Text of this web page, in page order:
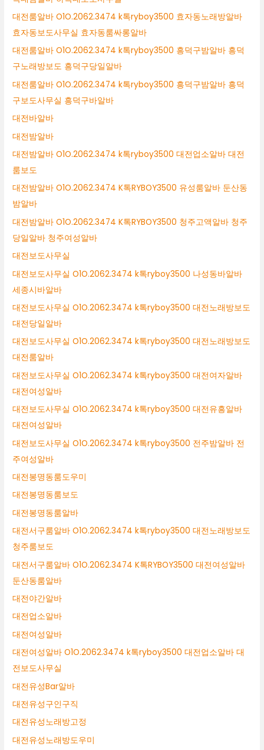
대전룸알바 O1O.2062.3474 k톡ryboy3500 효자동노래방알바
효자동보도사무실 효자동룸싸롱알바
대전룸알바 O1O.2062.3474 k톡ryboy3500 흥덕구밤알바 흥덕
구노래방보도 흥덕구당일알바
대전룸알바 O1O.2062.3474 k톡ryboy3500 흥덕구밤알바 흥덕
구보도사무실 흥덕구바알바
대전바알바
대전밤알바
대전밤알바 O1O.2062.3474 k톡ryboy3500 대전업소알바 대전
룸보도
대전밤알바 O1O.2062.3474 K톡RYBOY3500 유성룸알바 둔산동
밤알바
대전밤알바 O1O.2062.3474 K톡RYBOY3500 청주고액알바 청주
당일알바 청주여성알바
대전보도사무실
대전보도사무실 O1O.2062.3474 k톡ryboy3500 나성동바알바
세종시바알바
대전보도사무실 O1O.2062.3474 k톡ryboy3500 대전노래방보도
대전당일알바
대전보도사무실 O1O.2062.3474 k톡ryboy3500 대전노래방보도
대전룸알바
대전보도사무실 O1O.2062.3474 k톡ryboy3500 대전여자알바
대전여성알바
대전보도사무실 O1O.2062.3474 k톡ryboy3500 대전유흥알바
대전여성알바
대전보도사무실 O1O.2062.3474 k톡ryboy3500 전주밤알바 전
주여성알바
대전봉명동룸도우미
대전봉명동룸보도
대전봉명동룸알바
대전서구룸알바 O1O.2062.3474 k톡ryboy3500 대전노래방보도
청주룸보도
대전서구룸알바 O1O.2062.3474 K톡RYBOY3500 대전여성알바
둔산동룸알바
대전야간알바
대전업소알바
대전여성알바
대전여성알바 O1O.2062.3474 k톡ryboy3500 대전업소알바 대
전보도사무실
대전유성Bar알바
대전유성구인구직
대전유성노래방고정
대전유성노래방도우미